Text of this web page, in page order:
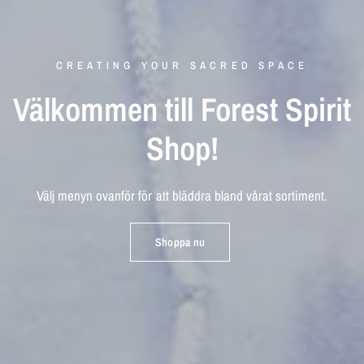
CREATING YOUR SACRED SPACE
Välkommentill ForestSpirit
Shop!
Välj menyn ovanförför att bläddra bland våratsortiment.
Shoppa nu
Ceremonial
Skapaenkärleksfullupplevelse...
Köp nu
Svamptinkturer
Kollainvårt utbudavolikasvampar
Köp nu
Kortfilm
Se helakortfilmen påvår youtubekanal